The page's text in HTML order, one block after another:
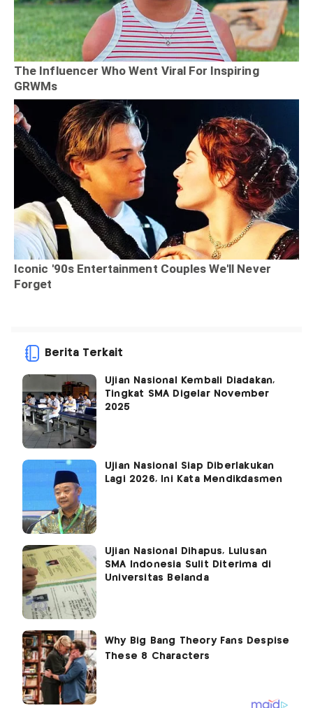
Berita Terkait
Ujian Nasional Kembali Diadakan,
Tingkat SMA Digelar November
2025
Ujian Nasional Siap Diberlakukan
Lagi 2026, Ini Kata Mendikdasmen
Ujian Nasional Dihapus, Lulusan
SMA Indonesia Sulit Diterima di
Universitas Belanda